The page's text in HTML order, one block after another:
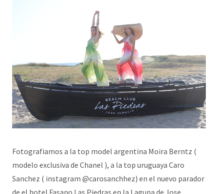
Fotografiamos a la top model argentina Moira Berntz (
modelo exclusiva de Chanel ), a la top uruguaya Caro
Sanchez ( instagram @carosanchhez) en el nuevo parador